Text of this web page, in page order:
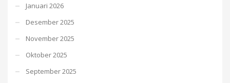
Januari 2026
Desember 2025
November 2025
Oktober 2025
September 2025